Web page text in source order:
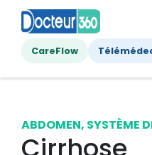
CareFlow
ABDOMEN, SYSTÈME